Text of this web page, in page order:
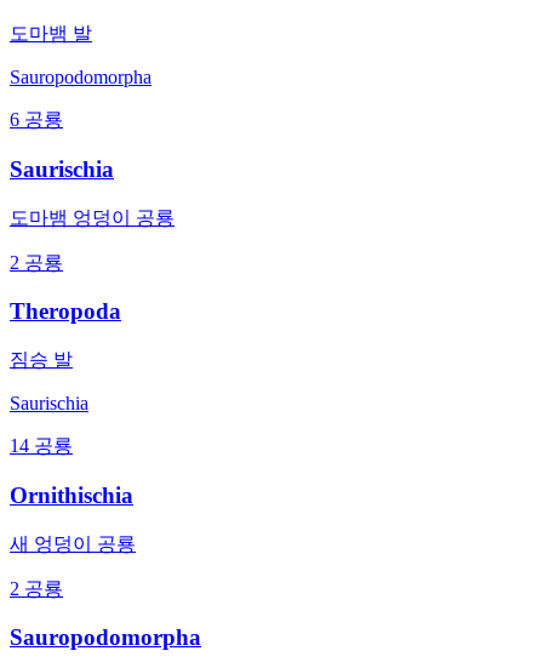
도마뱀 발
Sauropodomorpha
6 공룡
Saurischia
도마뱀 엉덩이 공룡
2 공룡
Theropoda
짐승 발
Saurischia
14 공룡
Ornithischia
새 엉덩이 공룡
2 공룡
Sauropodomorpha